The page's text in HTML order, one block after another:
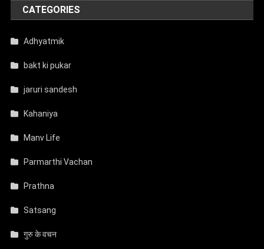
CATEGORIES
Adhyatmik
bakt ki pukar
jaruri sandesh
Kahaniya
Manv Life
Parmarthi Vachan
Prathna
Satsang
गुरु के वचन